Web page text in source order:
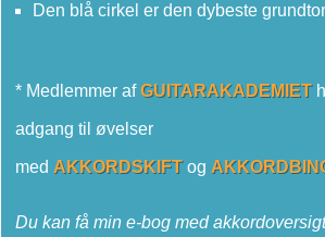
Den blå cirkel er den dybeste
* Medlemmer afGUITARAKADEMIET
adgang til øvelser
med AKKORDSKIFTog
Du kan få min e-bog med